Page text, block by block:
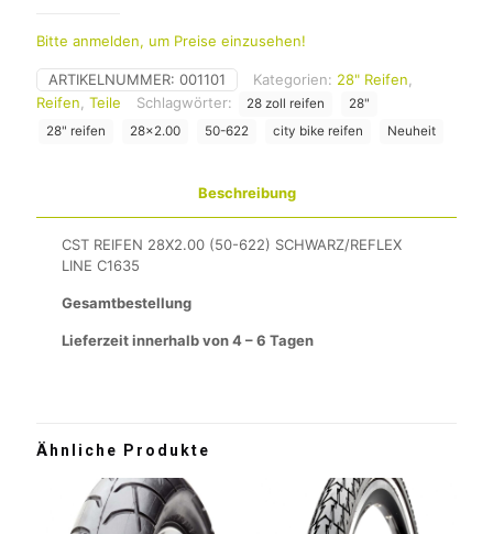
Bitte anmelden, um Preise einzusehen!
ARTIKELNUMMER: 001101 Kategorien: 28" Reifen
Reifen Teile Schlagwörter: 28 zoll reifen
28"
28" reifen
28x2.00 50-622 city bike reifen Neuheit
Beschreibung
CST REIFEN 28X2.00 (50-622) SCHWARZ/REFLEX
LINE C1635
Gesamtbestellung
Lieferzeit innerhalb von 4 – 6 Tagen
Ähnliche Produkte